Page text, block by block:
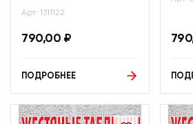
Арт: 1311122
790,00 ₽
ПОДРОБНЕЕ